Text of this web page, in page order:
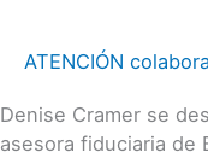
ATENCIÓN
Denise Cramer se
asesora fiduciaria de